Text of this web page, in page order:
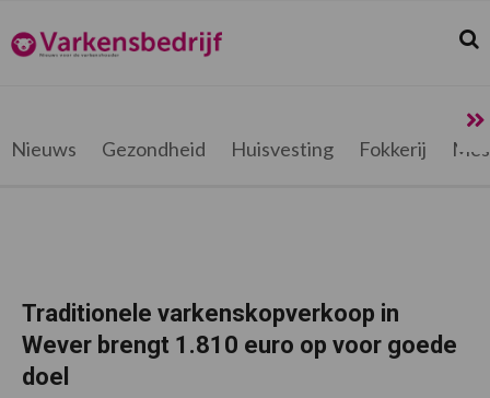
de
hoofdnavigatie
de
hoofd
de
eerste
de
voettekst
Varkensbedrijf.be
Nieuws Gezondheid Huisvesting Fokkerij
Traditionele varkenskopverkoop in
Wever brengt 1.810 euro op voor goede
doel